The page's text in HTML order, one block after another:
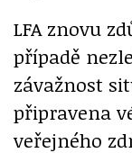
LFA znovu
případě
závažnost
připravena
veřejného